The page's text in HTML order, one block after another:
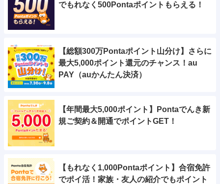
でもれなく500Pontaポイントもらえる！
【総額300万Pontaポイント山分け】さらに
最大5,000ポイント還元のチャンス！au
PAY（auかんたん決済）
【年間最大5,000ポイント】Pontaでんき新
規ご契約＆開通でポイントGET！
【もれなく1,000Pontaポイント】合宿免許
でポイ活！家族・友人の紹介でもポイント